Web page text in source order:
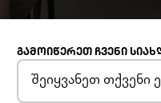
ᲒᲐᲛᲝᲘᲬᲔᲠᲔᲗ ᲩᲕᲔᲜᲘ